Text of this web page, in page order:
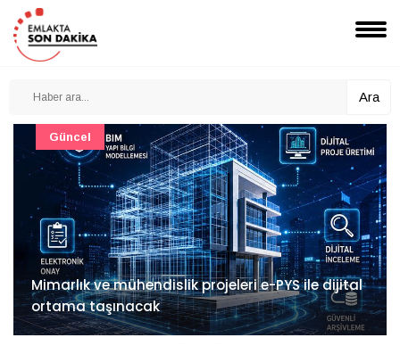
Ara
Mimarlık ve mühendislik projeleri e-PYS ile dijital
ortama taşınacak
Güncel